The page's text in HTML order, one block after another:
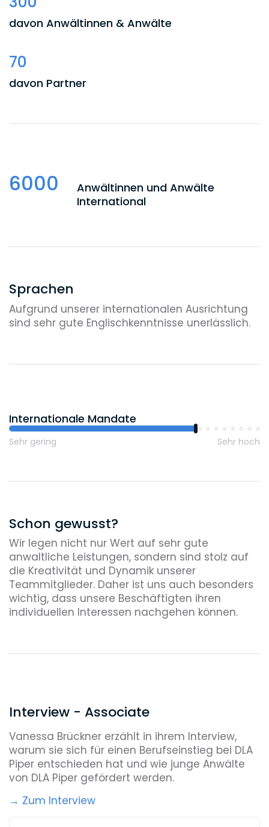
davon Anwältinnen & Anwälte
70
davon Partner
6000
Anwältinnen und Anwälte
International
Sprachen
Aufgrund unserer internationalen Ausrichtung
sind sehr gute Englischkenntnisse unerlässlich.
Internationale Mandate
Sehr gering Sehr hoch
Schon gewusst?
Wir legen nicht nur Wert auf sehr gute
anwaltliche Leistungen, sondern sind stolz auf
die Kreativität und Dynamik unserer
Teammitglieder. Daher ist uns auch besonders
wichtig, dass unsere Beschäftigten ihren
individuellen Interessen nachgehen können.
Interview - Associate
Vanessa Brückner erzählt in ihrem Interview,
warum sie sich für einen Berufseinstieg bei DLA
Piper entschieden hat und wie junge Anwälte
von DLA Piper gefördert werden.
→ Zum Interview